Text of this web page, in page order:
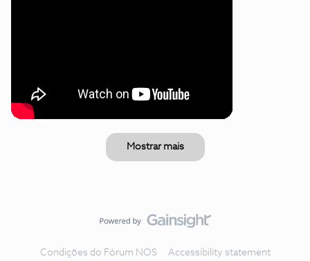
Mostrar mais
Condições do Fórum NOS Accessibility statement